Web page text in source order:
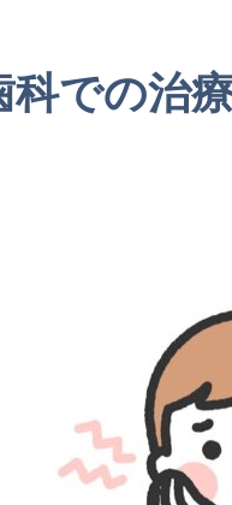
科での治